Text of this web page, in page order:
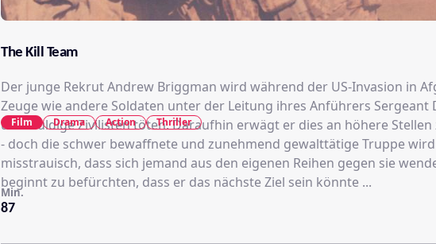
The Kill Team
Der junge Rekrut Andrew Briggman wird während der US-Invasion in
Zeuge wie andere Soldaten unter der Leitung ihres Anführers Sergeant
unschuldige Zivilisten töten. Daraufhin erwägt er dies an höhere Stellen
- doch die schwer bewaffnete und zunehmend gewalttätige Truppe wird
misstrauisch, dass sich jemand aus den eigenen Reihen gegen sie
beginnt zu befürchten, dass er das nächste Ziel sein könnte ...
87
Min.
Film Drama Action Thriller